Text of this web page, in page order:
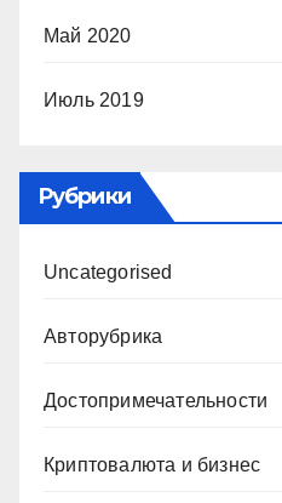
Май 2020
Июль 2019
Рубрики
Uncategorised
Авторубрика
Достопримечательности
Криптовалюта и бизнес